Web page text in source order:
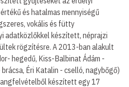
és hatalmas mennyiségű
vokális és fütty
adatközlőkkel készített, néprajzi
rögzítésre. A 2013-ban alakult
hegedű, Kiss-Balbinat Ádám -
Éri Katalin - cselló, nagybőgő)
készített egy 17